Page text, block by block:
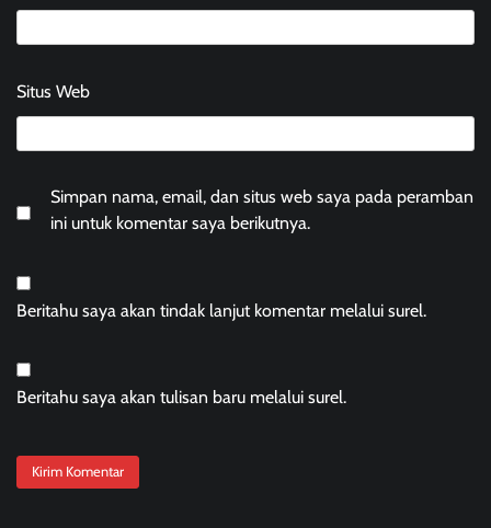
Situs Web
Simpan nama, email, dan situs web saya pada peramban
ini untuk komentar saya berikutnya.
Beritahu saya akan tindak lanjut komentar melalui surel.
Beritahu saya akan tulisan baru melalui surel.